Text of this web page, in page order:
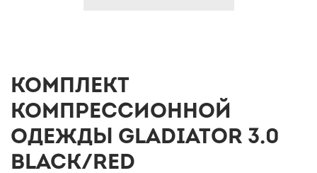
КОМПЛЕКТ
КОМПРЕССИОННОЙ
ОДЕЖДЫ GLADIATOR 3.0
BLACK/RED